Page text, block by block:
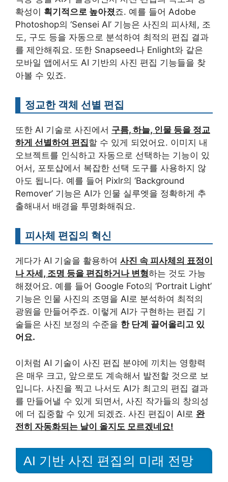
확성이 획기적으로 높아졌죠. 예를 들어 Adobe
Photoshop의 ‘Sensei AI’ 기능은 사진의 피사체, 조
도, 구도 등을 자동으로 분석하여 최적의 편집 결과
를 제안해줘요. 또한 Snapseed나 Enlight와 같은
모바일 앱에서도 AI 기반의 사진 편집 기능들을 찾
아볼 수 있죠.
정교한 객체 선별 편집
또한 AI 기술로 사진에서 구름, 하늘, 인물 등을 정교
하게 선별하여 편집할 수 있게 되었어요. 이미지 내
오브젝트를 인식하고 자동으로 선택하는 기능이 있
어서, 포토샵에서 복잡한 선택 도구를 사용하지 않
아도 됩니다. 예를 들어 Pixlr의 ‘Background
Remover’ 기능은 AI가 인물 실루엣을 정확하게 추
출해내서 배경을 투명화해줘요.
피사체 편집의 혁신
게다가 AI 기술을 활용하여 사진 속 피사체의 표정이
나 자세, 조명 등을 편집하거나 변형하는 것도 가능
해졌어요. 예를 들어 Google Foto의 ‘Portrait Light’
기능은 인물 사진의 조명을 AI로 분석하여 최적의
광원을 만들어주죠. 이렇게 AI가 구현하는 편집 기
술들은 사진 보정의 수준을 한 단계 끌어올리고 있
어요.
이처럼 AI 기술이 사진 편집 분야에 끼치는 영향력
은 매우 크고, 앞으로도 계속해서 발전할 것으로 보
입니다. 사진을 찍고 나서도 AI가 최고의 편집 결과
를 만들어낼 수 있게 되면서, 사진 작가들의 창의성
에 더 집중할 수 있게 되겠죠. 사진 편집이 AI로 완
전히 자동화되는 날이 올지도 모르겠네요!
AI 기반 사진 편집의 미래 전망